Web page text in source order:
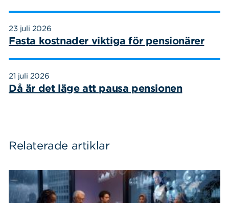
23 juli 2026
Fasta kostnader viktiga för pensionärer
21 juli 2026
Då är det läge att pausa pensionen
Relaterade artiklar